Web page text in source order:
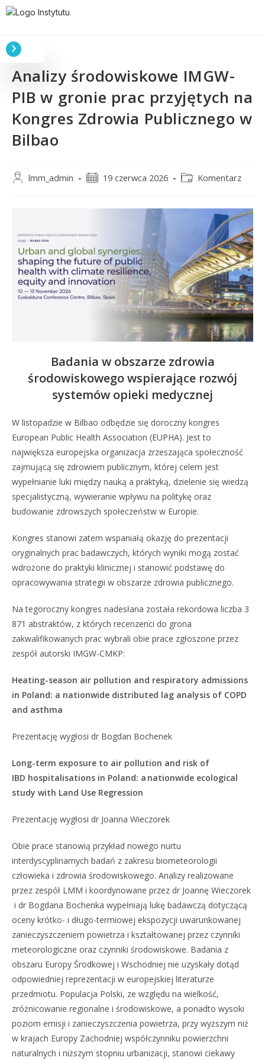
Analizy środowiskowe IMGW-
PIB w gronie prac przyjętych na
Kongres Zdrowia Publicznego w
Bilbao
lmm_admin 19 czerwca 2026 Komentarz
Badania w obszarze zdrowia
środowiskowego wspierające rozwój
systemów opieki medycznej
W listopadzie w Bilbao odbędzie się doroczny kongres
European Public Health Association (EUPHA). Jest to
największa europejska organizacja zrzeszająca społeczność
zajmującą się zdrowiem publicznym, której celem jest
wypełnianie luki między nauką a praktyką, dzielenie się wiedzą
specjalistyczną, wywieranie wpływu na politykę oraz
budowanie zdrowszych społeczeństw w Europie.
Kongres stanowi zatem wspaniałą okazję do prezentacji
oryginalnych prac badawczych, których wyniki mogą zostać
wdrożone do praktyki klinicznej i stanowić podstawę do
opracowywania strategii w obszarze zdrowia publicznego.
Na tegoroczny kongres nadesłana została rekordowa liczba 3
871 abstraktów, z których recenzenci do grona
zakwalifikowanych prac wybrali obie prace zgłoszone przez
zespół autorski IMGW-CMKP:
Heating-season air pollution and respiratory admissions
in Poland: a nationwide distributed lag analysis of COPD
and asthma
Prezentację wygłosi dr Bogdan Bochenek
Long-term exposure to air pollution and risk of
IBD hospitalisations in Poland: a nationwide ecological
study with Land Use Regression
Prezentację wygłosi dr Joanna Wieczorek
Obie prace stanowią przykład nowego nurtu
interdyscyplinarnych badań z zakresu biometeorologii
człowieka i zdrowia środowiskowego. Analizy realizowane
przez zespół LMM i koordynowane przez dr Joannę Wieczorek
i dr Bogdana Bochenka wypełniają lukę badawczą dotyczącą
oceny krótko- i długo-termiowej ekspozycji uwarunkowanej
zanieczyszczeniem powietrza i kształtowanej przez czynniki
meteorologiczne oraz czynniki środowiskowe. Badania z
obszaru Europy Środkowej i Wschodniej nie uzyskały dotąd
odpowiedniej reprezentacji w europejskiej literaturze
przedmiotu. Populacja Polski, ze względu na wielkość,
zróżnicowanie regionalne i środowiskowe, a ponadto wysoki
poziom emisji i zanieczyszczenia powietrza, przy wyższym niż
w krajach Europy Zachodniej współczynniku powierzchni
naturalnych i niższym stopniu urbanizacji, stanowi ciekawy